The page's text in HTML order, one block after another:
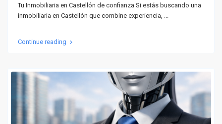
Tu Inmobiliaria en Castellón de confianza Si estás buscando una
inmobiliaria en Castellón que combine experiencia, ...
Continue reading